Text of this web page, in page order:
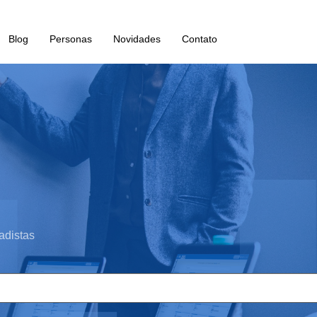
Blog Personas Novidades Contato